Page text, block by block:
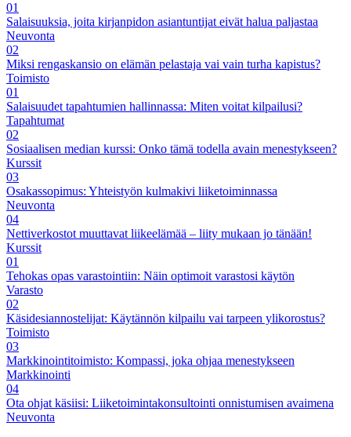
01
Salaisuuksia, joita kirjanpidon asiantuntijat eivät halua paljastaa
Neuvonta
02
Miksi rengaskansio on elämän pelastaja vai vain turha kapistus?
Toimisto
01
Salaisuudet tapahtumien hallinnassa: Miten voitat kilpailusi?
Tapahtumat
02
Sosiaalisen median kurssi: Onko tämä todella avain menestykseen?
Kurssit
03
Osakassopimus: Yhteistyön kulmakivi liiketoiminnassa
Neuvonta
04
Nettiverkostot muuttavat liikeelämää – liity mukaan jo tänään!
Kurssit
01
Tehokas opas varastointiin: Näin optimoit varastosi käytön
Varasto
02
Käsidesiannostelijat: Käytännön kilpailu vai tarpeen ylikorostus?
Toimisto
03
Markkinointitoimisto: Kompassi, joka ohjaa menestykseen
Markkinointi
04
Ota ohjat käsiisi: Liiketoimintakonsultointi onnistumisen avaimena
Neuvonta